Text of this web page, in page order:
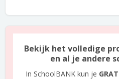
Bekijk het volledige
en al je andere
In SchoolBANK kun je